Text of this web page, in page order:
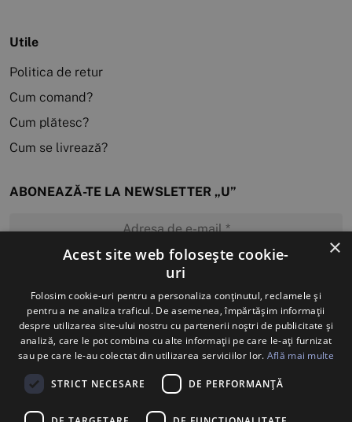
Utile
Politica de retur
Cum comand?
Cum plătesc?
Cum se livrează?
ABONEAZĂ-TE LA NEWSLETTER „U”
MĂ ABONEZ
×
Acest site web folosește cookie-
uri
Folosim cookie-uri pentru a personaliza conținutul, reclamele și
pentru a ne analiza traficul. De asemenea, împărtășim informații
despre utilizarea site-ului nostru cu partenerii noștri de publicitate și
analiză, care le pot combina cu alte informații pe care le-ați furnizat
sau pe care le-au colectat din utilizarea serviciilor lor. Află mai multe
STRICT NECESARE DE PERFORMANȚĂ